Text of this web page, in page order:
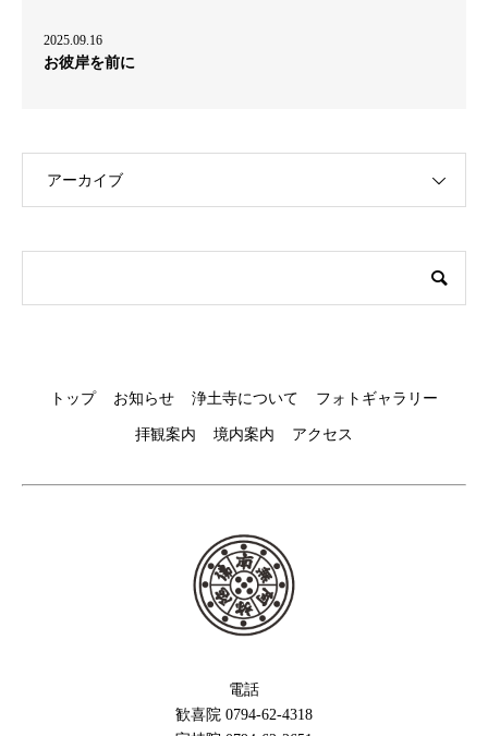
2025.09.16
お彼岸を前に
アーカイブ
トップ お知らせ 浄土寺について フォトギャラリー
拝観案内 境内案内 アクセス
電話
歓喜院 0794-62-4318